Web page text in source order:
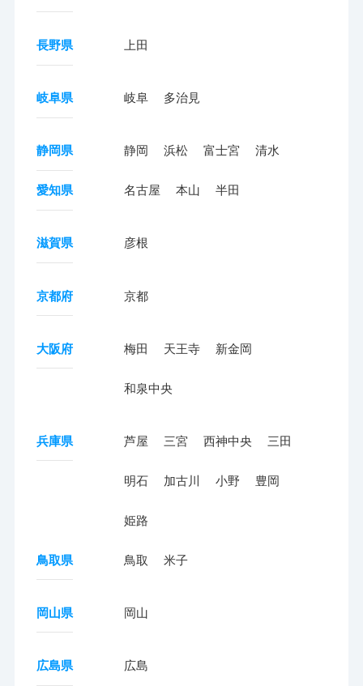
長野県 上田
岐阜県 岐阜 多治見
静岡県 静岡 浜松 富士宮 清水
愛知県 名古屋 本山 半田
滋賀県 彦根
京都府 京都
大阪府 梅田 天王寺 新金岡
和泉中央
兵庫県 芦屋 三宮 西神中央 三田
明石 加古川 小野 豊岡
姫路
鳥取県 鳥取 米子
岡山県 岡山
広島県 広島